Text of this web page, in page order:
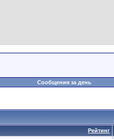
Сообщения за день
Рейтинг